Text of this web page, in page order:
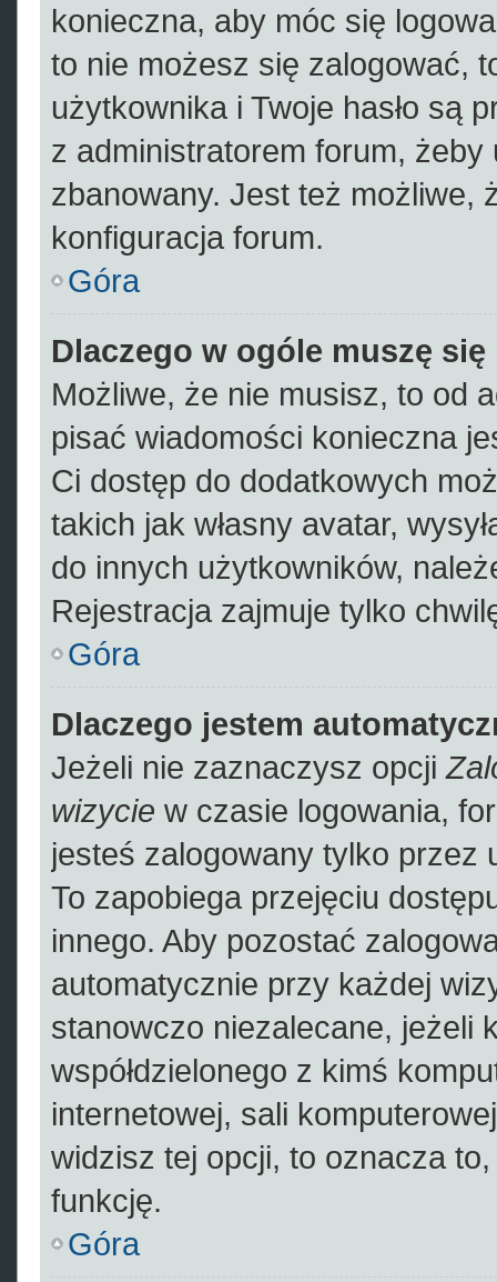
konieczna, aby móc się
to nie możesz się zalogować,
użytkownika i Twoje hasło są
z administratorem forum, żeby
zbanowany. Jest też możliwe,
konfiguracja forum.
Góra
Dlaczego w ogóle muszę
Możliwe, że nie musisz, to od
pisać wiadomości konieczna
Ci dostęp do dodatkowych
takich jak własny avatar,
do innych użytkowników,
Rejestracja zajmuje tylko
Góra
Dlaczego jestem
Jeżeli nie zaznaczysz opcji
wizycie w czasie logowania,
jesteś zalogowany tylko przez
To zapobiega przejęciu
innego. Aby pozostać
automatycznie przy każdej
stanowczo niezalecane, jeżeli
współdzielonego z kimś
internetowej, sali
widzisz tej opcji, to oznacza
funkcję.
Góra